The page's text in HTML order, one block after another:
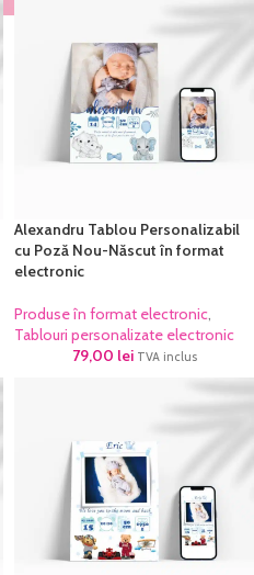
Alexandru Tablou Personalizabil
cu Poză Nou-Născut în format
electronic
Produse în format electronic,
Tablouri personalizate electronic
79,00 lei TVA inclus